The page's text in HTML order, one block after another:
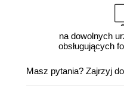
na dowolnych
obsługujących
Masz pytania? Zajrzyj